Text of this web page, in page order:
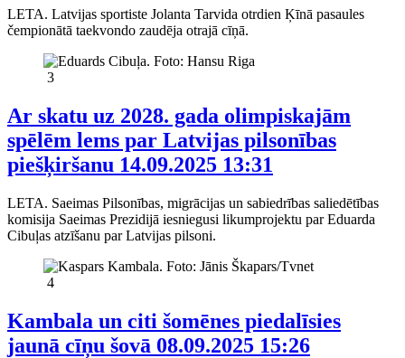
LETA. Latvijas sportiste Jolanta Tarvida otrdien Ķīnā pasaules
čempionātā taekvondo zaudēja otrajā cīņā.
3
Ar skatu uz 2028. gada olimpiskajām
spēlēm lems par Latvijas pilsonības
piešķiršanu 14.09.2025 13:31
LETA. Saeimas Pilsonības, migrācijas un sabiedrības saliedētības
komisija Saeimas Prezidijā iesniegusi likumprojektu par Eduarda
Cibuļas atzīšanu par Latvijas pilsoni.
4
Kambala un citi šomēnes piedalīsies
jaunā cīņu šovā 08.09.2025 15:26